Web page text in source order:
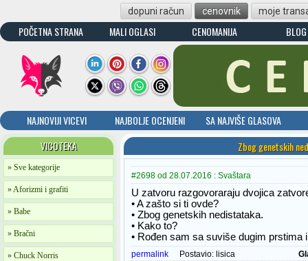
dopuni račun cenovnik moje
POČETNA STRANA MALI OGLASI CENOMANIJA BLOG
NAJNOVIJI VICEVI NAJBOLJE OCENJENI
SA NAJVIŠE GLASOVA
VICOTEKA
» Sve kategorije
» Aforizmi i grafiti
» Babe
» Bračni
» Chuck Norris
Zbog genetskih
#2698 od 28.07.2016 : Svaštara
U zatvoru razgovoraraju dvojica
• A zašto si ti ovde?
• Zbog genetskih nedistataka.
• Kako to?
• Rođen sam sa suviše dugim prstima
permalink Postavio: lisica